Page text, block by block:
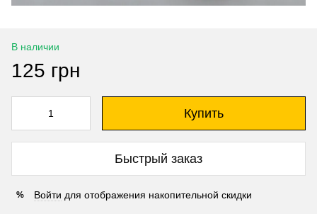
В наличии
125 грн
Купить
Быстрый заказ
% Войти для отображения накопительной скидки